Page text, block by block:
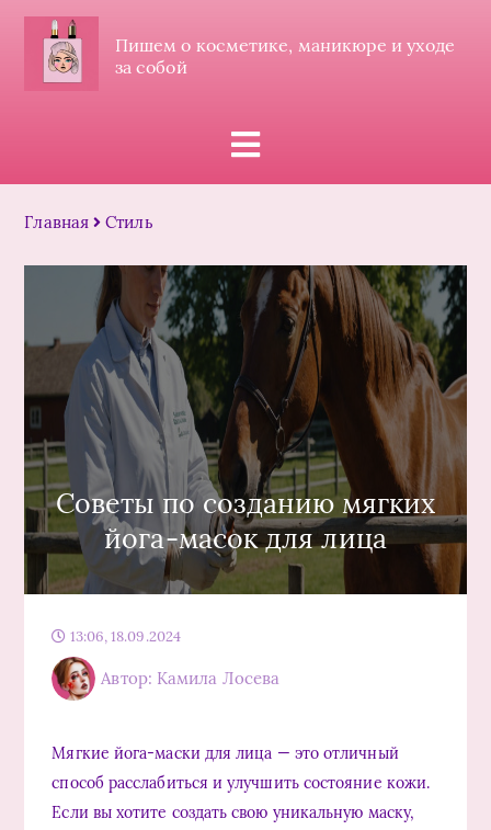
Пишем о косметике, маникюре и уходе
за собой
Главная Стиль
Советы по созданию мягких
йога-масок для лица
13:06, 18.09.2024
Автор: Камила Лосева
Мягкие йога-маски для лица — это отличный
способ расслабиться и улучшить состояние кожи.
Если вы хотите создать свою уникальную маску,